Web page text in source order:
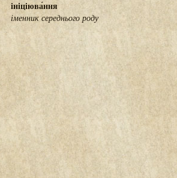
ініціюва́ння
іменник середнього роду